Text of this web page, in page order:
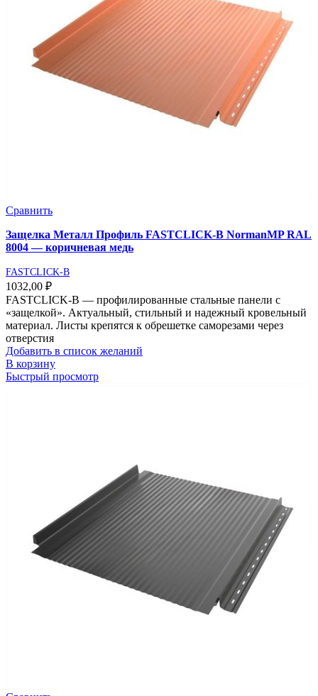
Сравнить
Защелка Металл Профиль FASTCLICK-В NormanMP RAL
8004 — коричневая медь
FASTCLICK-B
1032,00 ₽
FASTCLICK-В — профилированные стальные панели с
«защелкой». Актуальный, стильный и надежный кровельный
материал. Листы крепятся к обрешетке саморезами через
отверстия
Добавить в список желаний
В корзину
Быстрый просмотр